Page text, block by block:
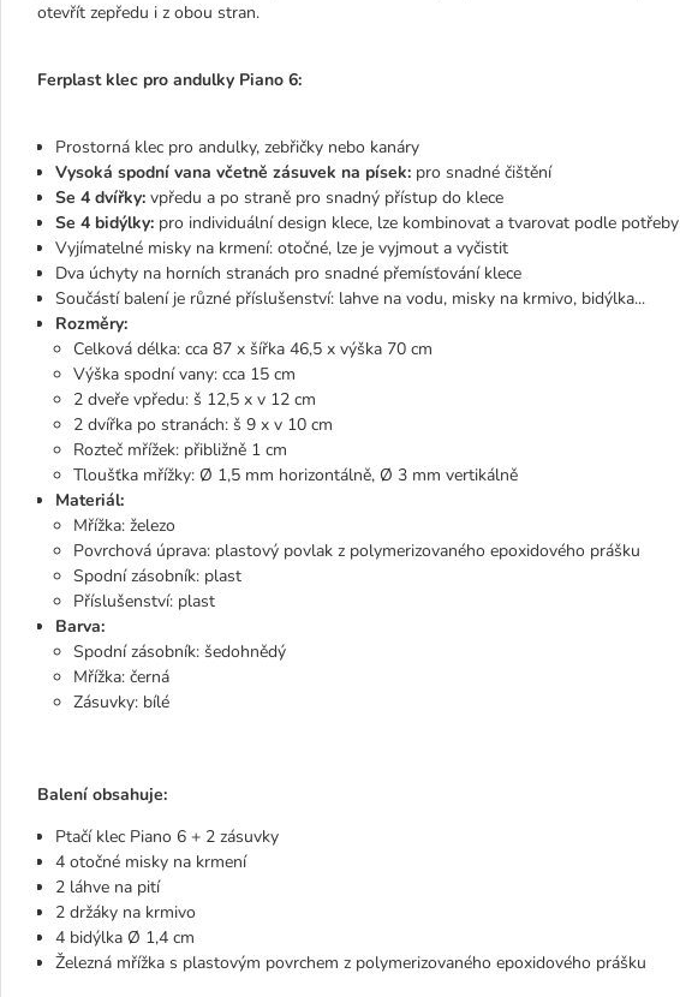
otevřít zepředu i z obou stran.
Ferplast klec pro andulky Piano 6:
Prostorná klec pro andulky, zebřičky nebo kanáry
Vysoká spodní vana včetně zásuvek na písek: pro snadné čištění
Se 4 dvířky: vpředu a po straně pro snadný přístup do klece
Se 4 bidýlky: pro individuální design klece, lze kombinovat a tvarovat podle potřeby
Vyjímatelné misky na krmení: otočné, lze je vyjmout a vyčistit
Dva úchyty na horních stranách pro snadné přemísťování klece
Součástí balení je různé příslušenství: lahve na vodu, misky na krmivo, bidýlka...
Rozměry:
Celková délka: cca 87 x šířka 46,5 x výška 70 cm
Výška spodní vany: cca 15 cm
2 dveře vpředu: š 12,5 x v 12 cm
2 dvířka po stranách: š 9 x v 10 cm
Rozteč mřížek: přibližně 1 cm
Tloušťka mřížky: Ø 1,5 mm horizontálně, Ø 3 mm vertikálně
Materiál:
Mřížka: železo
Povrchová úprava: plastový povlak z polymerizovaného epoxidového prášku
Spodní zásobník: plast
Příslušenství: plast
Barva:
Spodní zásobník: šedohnědý
Mřížka: černá
Zásuvky: bílé
Balení obsahuje:
Ptačí klec Piano 6 + 2 zásuvky
4 otočné misky na krmení
2 láhve na pití
2 držáky na krmivo
4 bidýlka Ø 1,4 cm
Železná mřížka s plastovým povrchem z polymerizovaného epoxidového prášku